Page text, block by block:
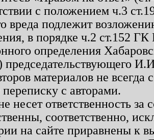
с положением ч.3
вреда подлежит
в порядке ч.2 ст.152
определения
председательствующего
материалов не
переписку с авторами.
несет ответственность
соответственно,
на сайте приравнены к